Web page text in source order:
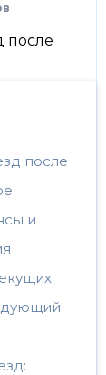
после
и